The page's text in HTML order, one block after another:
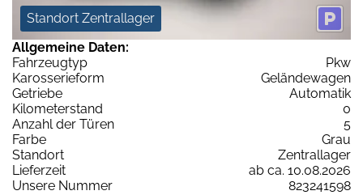
Standort Zentrallager
Allgemeine Daten:
Fahrzeugtyp
Pkw
Karosserieform
Geländewagen
Getriebe
Automatik
Kilometerstand
0
Anzahl der Türen
5
Farbe
Grau
Standort
Zentrallager
Lieferzeit
ab ca. 10.08.2026
Unsere Nummer
823241598